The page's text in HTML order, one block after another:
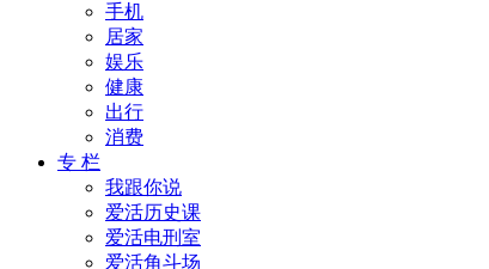
手机
居家
娱乐
健康
出行
消费
专 栏
我跟你说
爱活历史课
爱活电刑室
爱活角斗场